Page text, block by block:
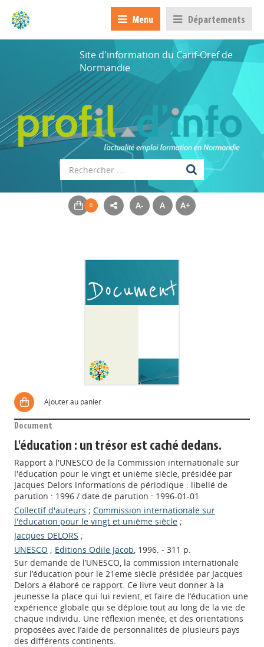
Menu Départements
Site d'information du Carif-Oref de
Normandie
A- A A+
Ajouter au panier
Document
L'éducation : un trésor est caché dedans.
Rapport à l'UNESCO de la Commission internationale sur
l'éducation pour le vingt et unième siècle, présidée par
Jacques Delors Informations de périodique : libellé de
parution : 1996 / date de parution : 1996-01-01
Collectif d'auteurs ;Commission internationale sur
l'éducation pour le vingt et unième siècle ;
Jacques DELORS ;
UNESCO ; Editions Odile Jacob, 1996. - 311 p.
Sur demande de l’UNESCO, la commission internationale
sur l’éducation pour le 21eme siècle présidée par Jacques
Delors a élaboré ce rapport. Ce livre veut donner à la
jeunesse la place qui lui revient, et faire de l’éducation une
expérience globale qui se déploie tout au long de la vie de
chaque individu. Une réflexion menée, et des orientations
proposées avec l’aide de personnalités de plusieurs pays
des différents continents.